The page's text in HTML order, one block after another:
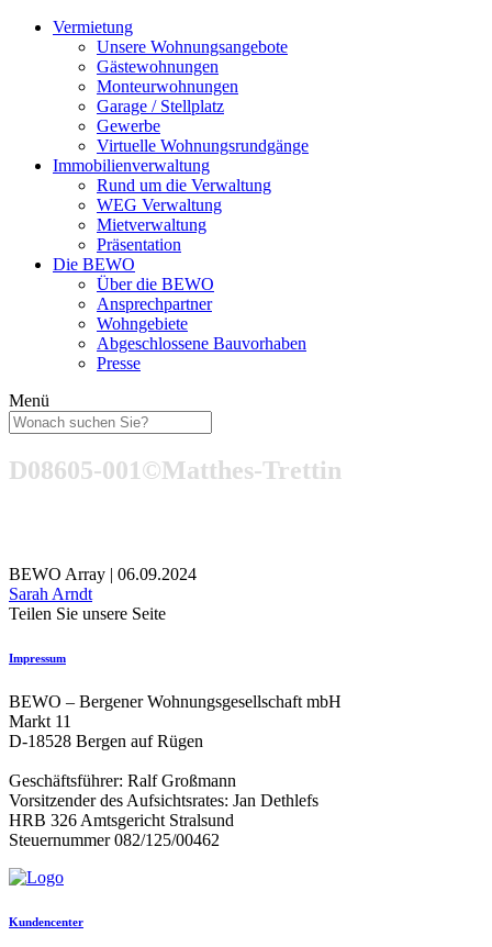
Skip
Vermietung
Unsere Wohnungsangebote
Gästewohnungen
Monteurwohnungen
Garage / Stellplatz
Gewerbe
Virtuelle Wohnungsrundgänge
Immobilienverwaltung
Rund um die Verwaltung
WEG Verwaltung
Mietverwaltung
Präsentation
Die BEWO
Über die BEWO
Ansprechpartner
Wohngebiete
Abgeschlossene Bauvorhaben
Presse
Menü
D08605-001©Matthes-Trettin
BEWO Array | 06.09.2024
Beitragsnavigation
Sarah Arndt
Teilen Sie unsere Seite
Impressum
BEWO – Bergener Wohnungsgesellschaft mbH
Markt 11
D-18528 Bergen auf Rügen
Geschäftsführer: Ralf Großmann
Vorsitzender des Aufsichtsrates: Jan Dethlefs
HRB 326 Amtsgericht Stralsund
Steuernummer 082/125/00462
Kundencenter